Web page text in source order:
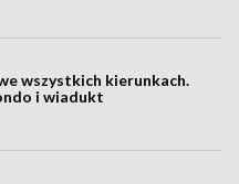
wszystkich kierunkach.
i wiadukt